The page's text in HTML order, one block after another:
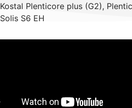
Kostal Plenticore plus (G2),
Solis S6 EH